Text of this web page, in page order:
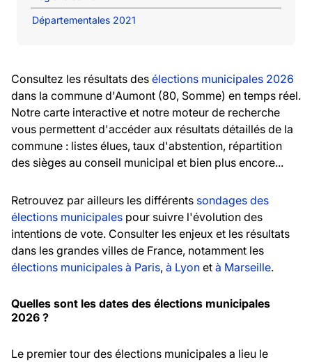
Départementales 2021
Consultez les résultats des élections municipales 2026
dans la commune d'Aumont (80, Somme) en temps réel.
Notre carte interactive et notre moteur de recherche
vous permettent d'accéder aux résultats détaillés de la
commune : listes élues, taux d'abstention, répartition
des sièges au conseil municipal et bien plus encore...
Retrouvez par ailleurs les différents sondages des
élections municipales pour suivre l'évolution des
intentions de vote. Consulter les enjeux et les résultats
dans les grandes villes de France, notamment les
élections municipales à Paris, à Lyon et à Marseille.
Quelles sont les dates des élections municipales
2026 ?
Le premier tour des élections municipales a lieu le